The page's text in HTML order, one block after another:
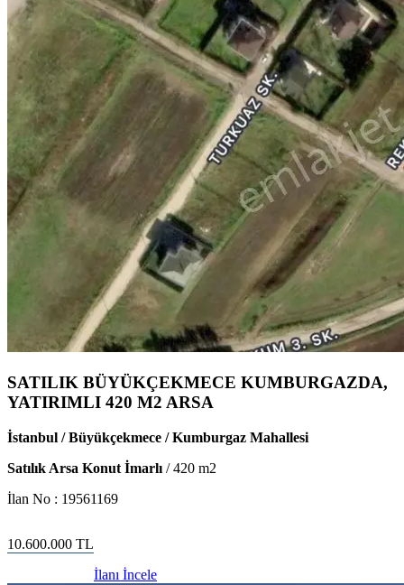
SATILIK BÜYÜKÇEKMECE KUMBURGAZDA,
YATIRIMLI 420 M2 ARSA
İstanbul / Büyükçekmece / Kumburgaz Mahallesi
Satılık Arsa Konut İmarlı /420 m2
İlan No : 19561169
10.600.000 TL
İlanı İncele